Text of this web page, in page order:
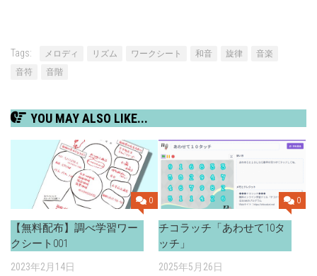
Tags: メロディ リズム ワークシート 和音 旋律
音楽
音符
音階
YOU MAY ALSO LIKE...
0
【無料配布】調べ学習ワー
クシート001
2023年2月14日
0
チコラッチ「あわせて10タ
ッチ」
2025年5月26日